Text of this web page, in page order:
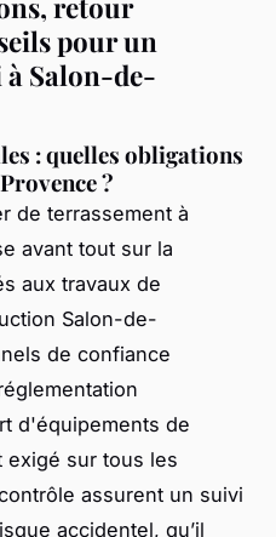
pour un
à Salon-de-
: quelles obligations
?
de terrassement à
avant tout sur la
aux travaux de
Salon-de-
de confiance
d'équipements de
exigé sur tous les
assurent un suivi
accidentel, qu’il